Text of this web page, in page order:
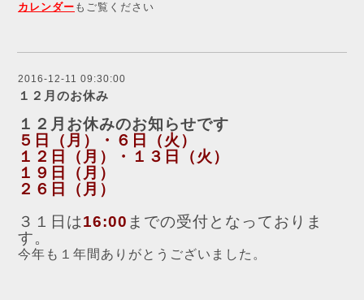
カレンダー もご覧ください
2016-12-11 09:30:00
１２月のお休み
１２月お休みのお知らせです
５日（月）・６日（火）
１２日（月）・１３日（火）
１９日（月）
２６日（月）
３１日は16:00 までの受付となっておりま
す。
今年も１年間ありがとうございました。